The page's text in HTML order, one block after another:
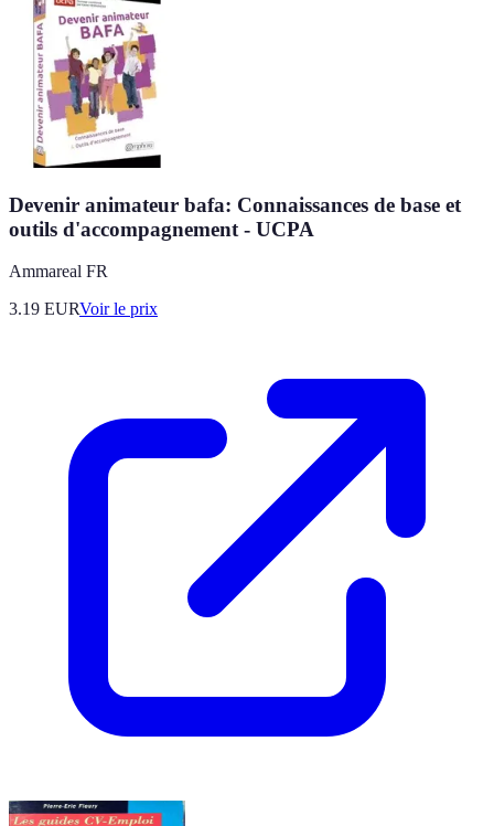
Devenir animateur bafa: Connaissances de base et
outils d'accompagnement - UCPA
Ammareal FR
3.19 EURVoir le prix